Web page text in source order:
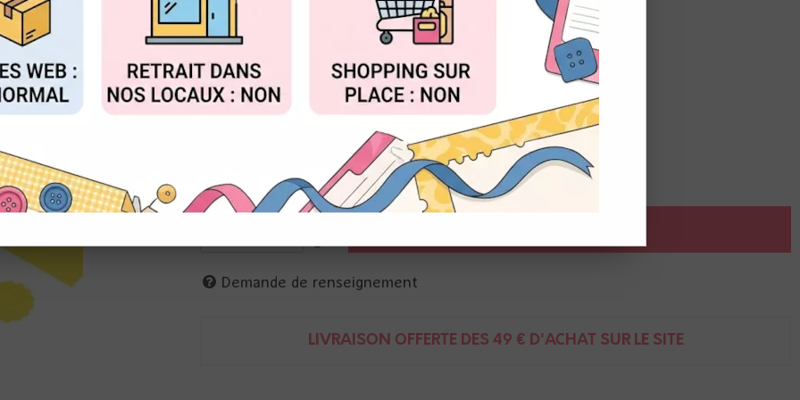
Réf. :54-20067
Créez des formes avec les perfo EK success.
Se bloque en position fermée pour un rangement plus simple.
EK Success
Créez des formes avec les perfo EK success.
Se bloque en position fermée pour un rangement plus simple.
Demande de renseignement
LIVRAISON OFFERTE DÈS 49 € D'ACHAT SUR LE SITE
ACCEPTER TOUT